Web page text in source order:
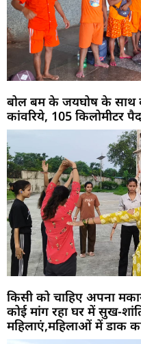
बोल बम के जयघोष के साथ
कांवरिये, 105 किलोमीटर
किसी को चाहिए अपना
कोई मांग रहा घर में सुख-
महिलाएं,महिलाओं में डाक